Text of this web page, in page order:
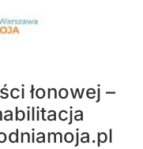
łonowej –